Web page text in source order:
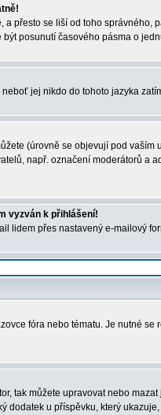
a přesto se liší od toho
posunutí časového pásma o
jej nikdo do tohoto jazyka
(úrovně se objevují pod
např. označení moderátorů a
vyzván k přihlášení!
lidem přes nastavený e-mailový
fóra nebo tématu. Je nutné
tak můžete upravovat nebo
dodatek u příspěvku, který